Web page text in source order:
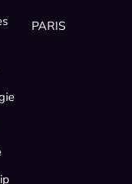
PARIS